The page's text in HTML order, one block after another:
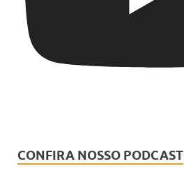
CONFIRA NOSSO PODCAST